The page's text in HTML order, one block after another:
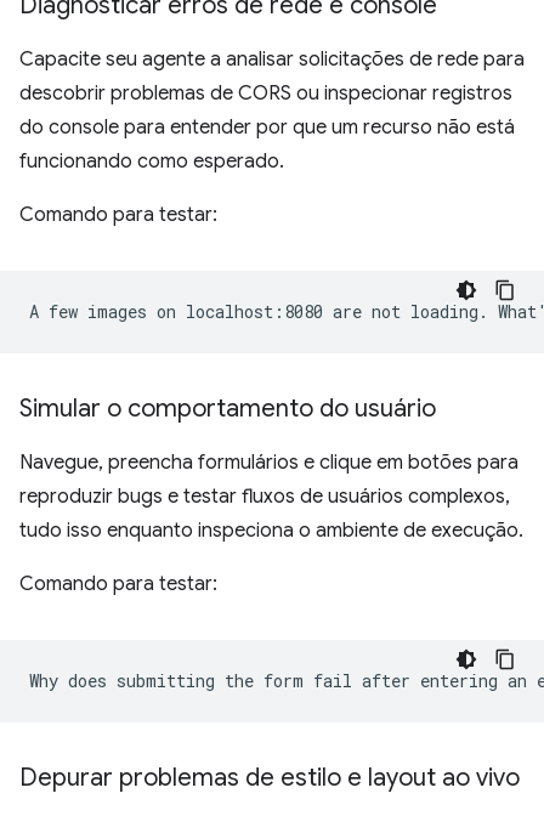
Capacite seu agente a analisar solicitações de rede para
descobrir problemas de CORS ou inspecionar registros
do console para entender por que um recurso não está
funcionando como esperado.
Comando para testar:
Simular o comportamento do usuário
Navegue, preencha formulários e clique em botões para
reproduzir bugs e testar fluxos de usuários complexos,
tudo isso enquanto inspeciona o ambiente de execução.
Comando para testar:
Depurar problemas de estilo e layout ao vivo